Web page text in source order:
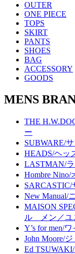
OUTER
ONE PIECE
TOPS
SKIRT
PANTS
SHOES
BAG
ACCESSORY
GOODS
MENS
THE
ー
SUBWARE/
HEADS/ヘッ
LASTMAN/
Hombre Nino/
SARCASTIC/
New Manual/
MAISON
ル メン／ユ
Y’s for men/
John Moore/
Ed